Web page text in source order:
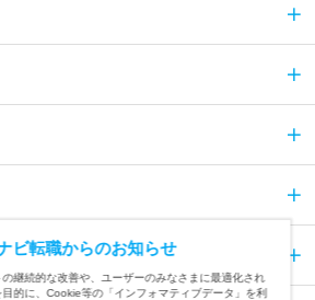
ビ転職からのお知らせ
継続的な改善や、ユーザーのみなさまに最適化され
的に、Cookie等の「インフォマティブデータ」を利